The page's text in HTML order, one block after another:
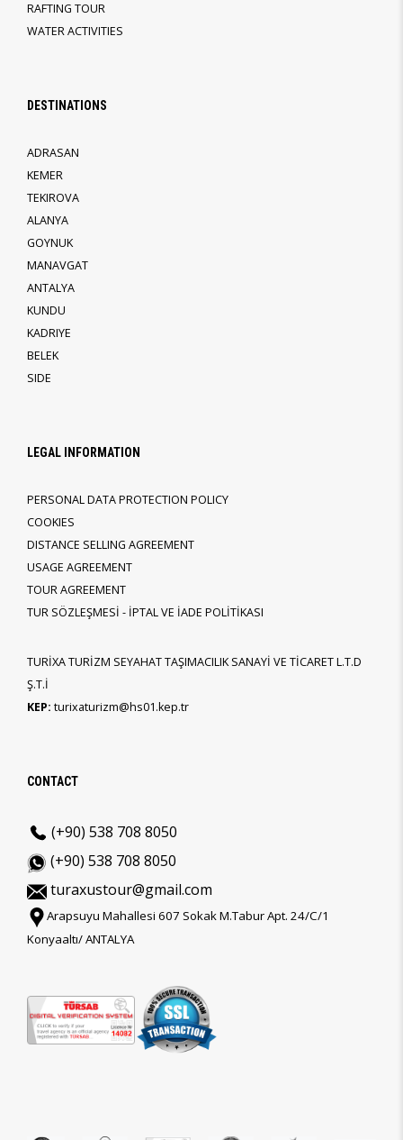
RAFTING TOUR
WATER ACTIVITIES
DESTINATIONS
ADRASAN
KEMER
TEKIROVA
ALANYA
GOYNUK
MANAVGAT
ANTALYA
KUNDU
KADRIYE
BELEK
SIDE
LEGAL INFORMATION
PERSONAL DATA PROTECTION POLICY
COOKIES
DISTANCE SELLING AGREEMENT
USAGE AGREEMENT
TOUR AGREEMENT
TUR SÖZLEŞMESİ - İPTAL VE İADE POLİTİKASI
TURİXA TURİZM SEYAHAT TAŞIMACILIK SANAYİ VE TİCARET L.T.D
Ş.T.İ
KEP: turixaturizm@hs01.kep.tr
CONTACT
(+90) 538 708 8050
(+90) 538 708 8050
turaxustour@gmail.com
Arapsuyu Mahallesi 607 Sokak M.Tabur Apt. 24/C/1
Konyaaltı/ ANTALYA